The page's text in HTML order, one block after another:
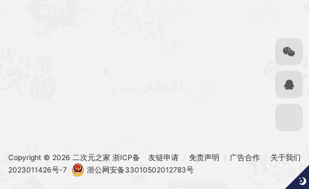
友链申请 免责声明 广告合作 关于我们
Copyright © 2026 二次元之家 浙ICP备
2023011426号-7
浙公网安备33010502012783号